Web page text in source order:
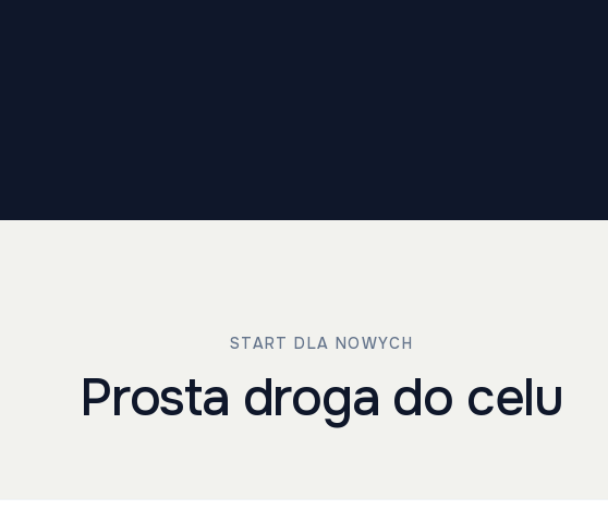
START DLA NOWYCH
Prosta droga do celu